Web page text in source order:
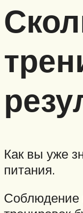
Как вы уже
питания.
Соблюдение